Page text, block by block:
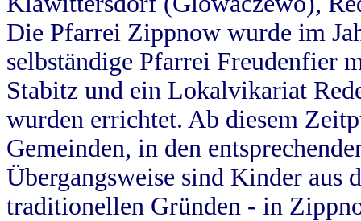
Die Pfarrei Zippnow wurde im
selbständige Pfarrei Freudenfier
Stabitz und ein Lokalvikariat
wurden errichtet. Ab diesem
Gemeinden, in den
Übergangsweise sind Kinder aus
traditionellen Gründen - in